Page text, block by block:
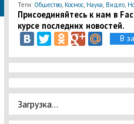
Теги: Общество, Космос, Наука, Видео,
Присоединяйтесь к нам в
курсе последних новостей.
В
Загрузка...